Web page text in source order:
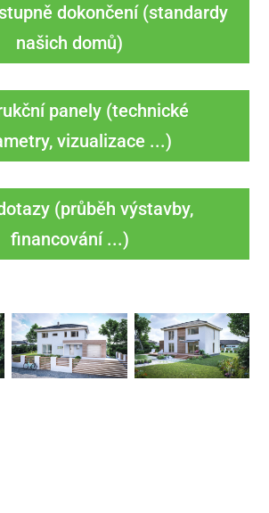
dokončení (standardy
našich domů)
panely (technické
vizualizace ...)
(průběh výstavby,
financování ...)